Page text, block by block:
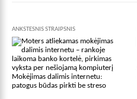
ANKSTESNIS STRAIPSNIS
Mokėjimas dalimis internetu:
patogus būdas pirkti be streso